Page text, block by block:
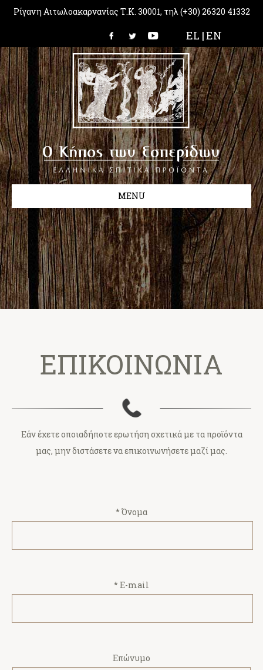
Ρίγανη Αιτωλοακαρνανίας Τ.Κ. 30001, τηλ (+30) 26320 41332
EL |EN
MENU
ΕΠΙΚΟΙΝΩΝΙΑ
Εάν έχετε οποιαδήποτε ερωτήση σχετικά με τα προϊόντα
μας, μην διστάσετε να επικοινωνήσετε μαζί μας.
* Όνομα
* E-mail
Επώνυμο